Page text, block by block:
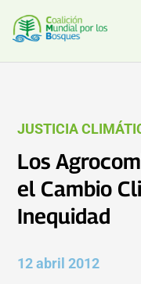
JUSTICIA
Los
el Cambio
Inequidad
12 abril 2012